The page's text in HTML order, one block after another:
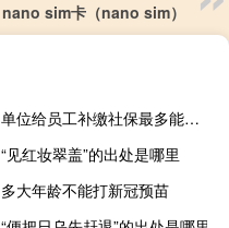
nano sim卡（nano sim）
单位给员工补缴社保最多能补多少年
“见红妆翠盖”的出处是哪里
多大年龄不能打新冠预苗